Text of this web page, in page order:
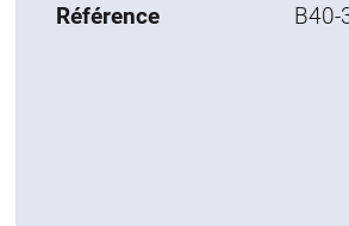
Référence B40-